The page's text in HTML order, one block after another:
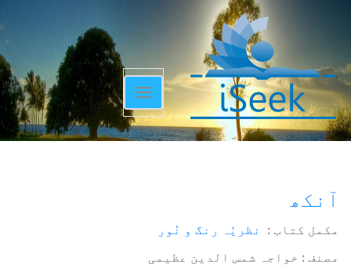
Toggle
navigation
آنکھ
مکمل کتاب : نظریٗہ رنگ و نُور
مصنف : خواجہ شمس الدین عظیمی